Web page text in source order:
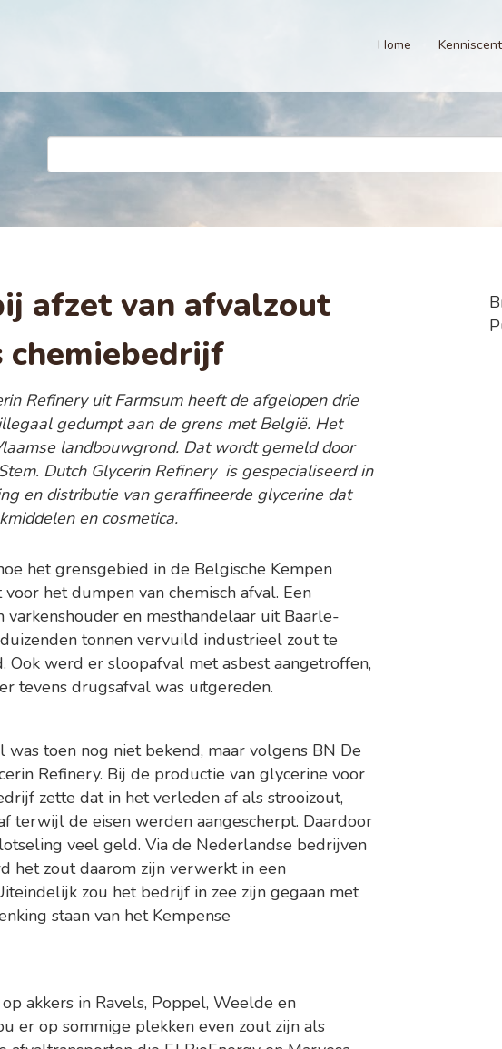
Home
afzet van afvalzout
chemiebedrijf
Refinery uit Farmsum heeft de afgelopen drie
gedumpt aan de grens met België. Het
landbouwgrond. Dat wordt gemeld door
Dutch Glycerin Refinery is gespecialiseerd in
en distributie van geraffineerde glycerine dat
en cosmetica.
het grensgebied in de Belgische Kempen
het dumpen van chemisch afval. Een
varkenshouder en mesthandelaar uit Baarle-
tonnen vervuild industrieel zout te
Ook werd er sloopafval met asbest aangetroffen,
tevens drugsafval was uitgereden.
was toen nog niet bekend, maar volgens BN De
Refinery. Bij de productie van glycerine voor
zette dat in het verleden af als strooizout,
terwijl de eisen werden aangescherpt. Daardoor
veel geld. Via de Nederlandse bedrijven
het zout daarom zijn verwerkt in een
zou het bedrijf in zee zijn gegaan met
staan van het Kempense
akkers in Ravels, Poppel, Weelde en
er op sommige plekken even zout zijn als